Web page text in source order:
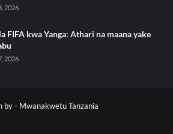
2026
FIFA kwa Yanga: Athari na maana yake
2026
by - Mwanakwetu Tanzania